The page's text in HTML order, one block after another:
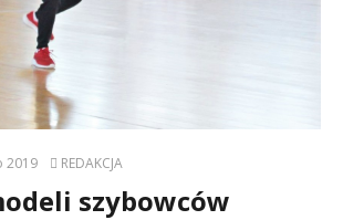
2019 REDAKCJA
szybowców